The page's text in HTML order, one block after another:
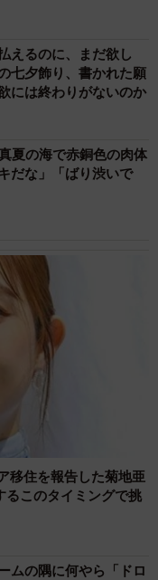
えるのに、まだ欲し
七夕飾り、書かれた願
には終わりがないのか
夏の海で赤銅色の肉体
だな」「ばり渋いで
移住を報告した菊地亜
このタイミングで挑
ムの隅に何やら「ドロ